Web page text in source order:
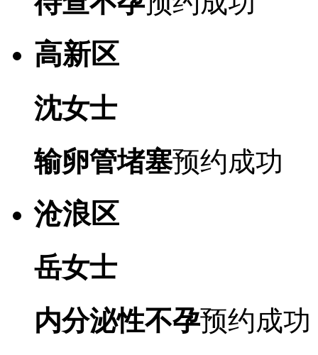
高新区
沈女士
输卵管堵塞预约成功
沧浪区
岳女士
内分泌性不孕预约成功